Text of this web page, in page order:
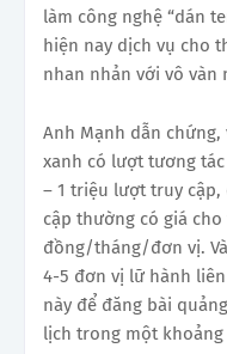
làm công nghệ “dán
hiện nay dịch vụ cho
nhan nhản với vô vàn
Anh Mạnh dẫn
xanh có lượt tương
– 1 triệu lượt truy
cập thường có giá
đồng/tháng/đơn vị.
4-5 đơn vị lữ hành
này để đăng bài
lịch trong một